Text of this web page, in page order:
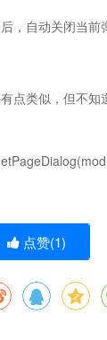
，自动关闭当前
点类似，但不知
点赞(1)